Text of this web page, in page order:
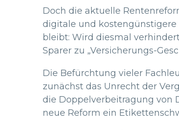
Doch die aktuelle
digitale und
bleibt: Wird diesmal
Sparer zu „Versicherungs-
Die Befürchtung vieler
zunächst das Unrecht der
die Doppelverbeitragung von
neue Reform ein